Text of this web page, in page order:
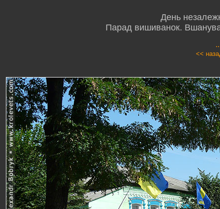
День
Парад вишиванок.
<<